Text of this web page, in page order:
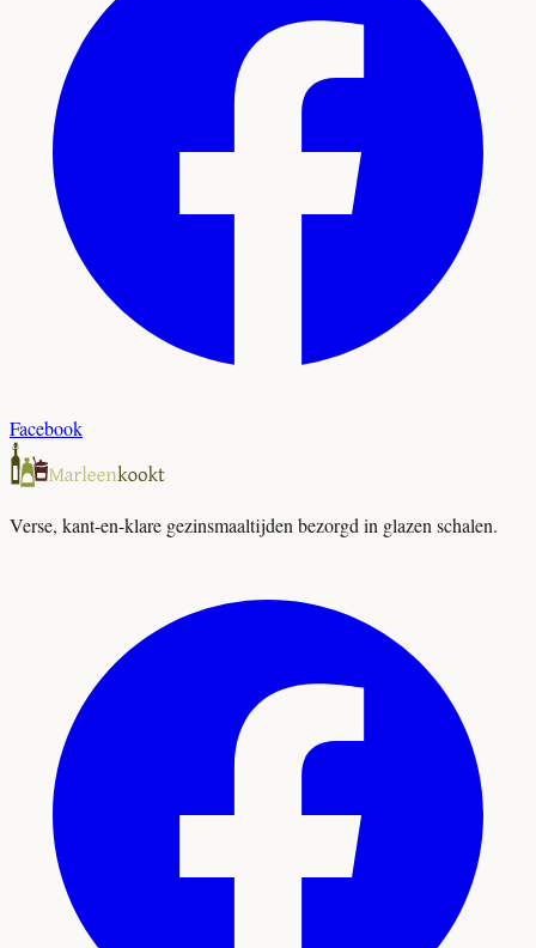
Facebook
Verse, kant-en-klare gezinsmaaltijden bezorgd in glazen schalen.